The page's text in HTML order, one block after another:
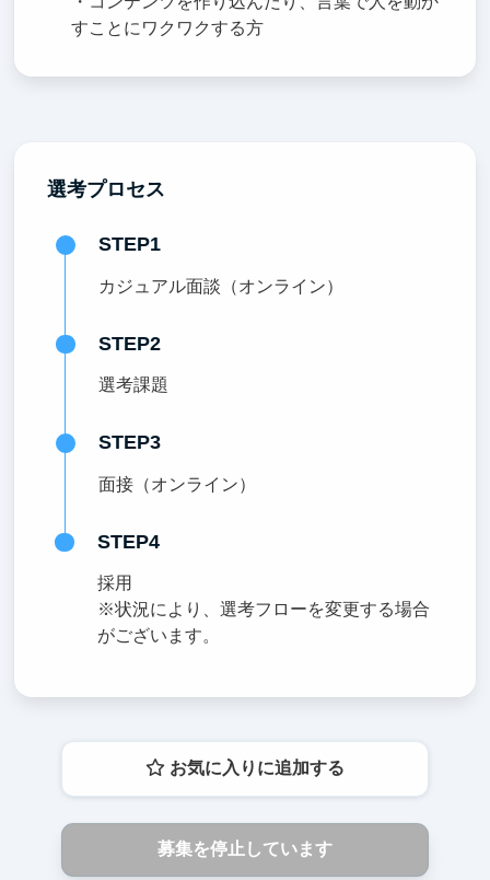
すことにワクワクする方
選考プロセス
STEP1
カジュアル面談（オンライン）
STEP2
選考課題
STEP3
面接（オンライン）
STEP4
採用
※状況により、選考フローを変更する場合
がございます。
お気に入りに追加する
募集を停止しています